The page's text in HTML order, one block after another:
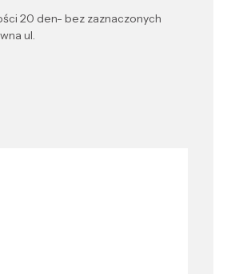
20 den- bez zaznaczonych
ul.